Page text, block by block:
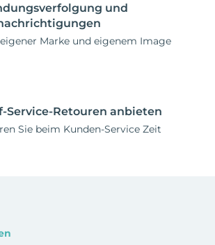
und
Marke und eigenem Image
Service-Retouren anbieten
Sie beim Kunden-Service Zeit